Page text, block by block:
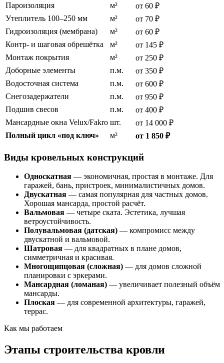
Пароизоляция
м²
от 60 ₽
Утеплитель 100–250 мм
м²
от 70 ₽
Гидроизоляция (мембрана)
м²
от 60 ₽
Контр- и шаговая обрешётка
м²
от 145 ₽
Монтаж покрытия
м²
от 250 ₽
Доборные элементы
п.м.
от 350 ₽
Водосточная система
п.м.
от 600 ₽
Снегозадержатели
п.м.
от 950 ₽
Подшив свесов
п.м.
от 400 ₽
Мансардные окна Velux/Fakro шт.
от 14 000 ₽
Полный цикл «под ключ»
м² от 1 850 ₽
Виды кровельных конструкций
Односкатная — экономичная, простая в монтаже. Для
гаражей, бань, пристроек, минималистичных домов.
Двускатная — самая популярная для частных домов.
Хорошая мансарда, простой расчёт.
Вальмовая — четыре ската. Эстетика, лучшая
ветроустойчивость.
Полувальмовая (датская) — компромисс между
двускатной и вальмовой.
Шатровая — для квадратных в плане домов,
симметричная и красивая.
Многощипцовая (сложная) — для домов сложной
планировки с эркерами.
Мансардная (ломаная) — увеличивает полезный объём
мансарды.
Плоская — для современной архитектуры, гаражей,
террас.
Как мы работаем
Этапы строительства кровли